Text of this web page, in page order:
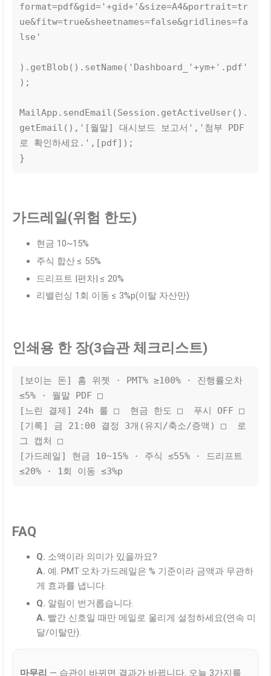
format=pdf&gid='+gid+'&size=A4&portrait=tr
ue&fitw=true&sheetnames=false&gridlines=fa
lse'
).getBlob().setName('Dashboard_'+ym+'.pdf'
);
MailApp.sendEmail(Session.getActiveUser().
getEmail(),'[월말] 대시보드 보고서','첨부 PDF
로 확인하세요.',[pdf]);
}
가드레일(위험 한도)
현금 10~15%
주식 합산 ≤ 55%
드리프트 |편차| ≤ 20%
리밸런싱 1회 이동 ≤ 3%p(이탈 자산만)
인쇄용 한 장(3습관 체크리스트)
[보이는 돈] 홈 위젯 · PMT% ≥100% · 진행률오차
≤5% · 월말 PDF □
[느린 결제] 24h 룰 □  현금 한도 □  푸시 OFF □
[기록] 금 21:00 결정 3개(유지/축소/증액) □  로
그 캡처 □
[가드레일] 현금 10~15% · 주식 ≤55% · 드리프트
≤20% · 1회 이동 ≤3%p
FAQ
Q. 소액이라 의미가 있을까요?
A. 예. PMT·오차·가드레일은 % 기준이라 금액과 무관하
게 효과를 냅니다.
Q. 알림이 번거롭습니다.
A. 빨간 신호일 때만 메일로 울리게 설정하세요(연속 미
달/이탈만).
마무리 — 습관이 바뀌면 결과가 바뀝니다. 오늘 3가지를